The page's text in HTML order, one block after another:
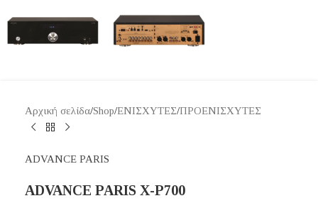
Αρχική σελίδα/Shop/ΕΝΙΣΧΥΤΕΣ/ΠΡΟΕΝΙΣΧΥΤΕΣ
ADVANCE PARIS
ADVANCE PARIS X-P700